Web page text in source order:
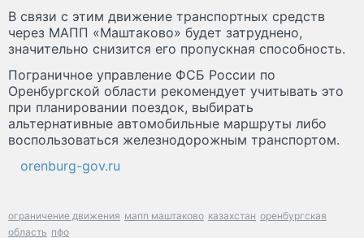
В связи с этим движение транспортных средств
через МАПП «Маштаково» будет затруднено,
значительно снизится его пропускная способность.
Пограничное управление ФСБ России по
Оренбургской области рекомендует учитывать это
при планировании поездок, выбирать
альтернативные автомобильные маршруты либо
воспользоваться железнодорожным транспортом.
orenburg-gov.ru
ограничение движения мапп маштаково казахстан оренбургская
область пфо